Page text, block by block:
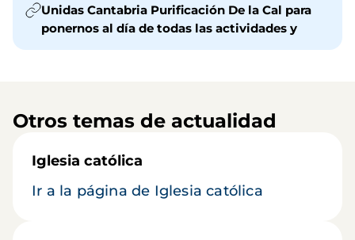
Unidas Cantabria Purificación De la Cal para
ponernos al día de todas las actividades y
Otros temas de actualidad
Iglesia católica
Ir a la página de Iglesia católica